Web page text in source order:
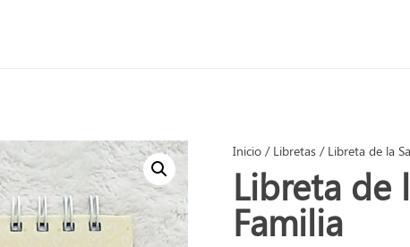
Inicio/ Libretas/ Libreta de la
Libreta de
Familia